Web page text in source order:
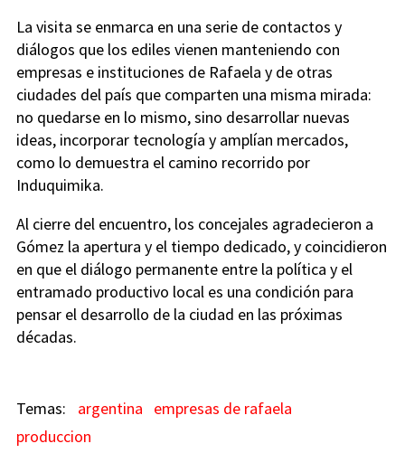
La visita se enmarca en una serie de contactos y
diálogos que los ediles vienen manteniendo con
empresas e instituciones de Rafaela y de otras
ciudades del país que comparten una misma mirada:
no quedarse en lo mismo, sino desarrollar nuevas
ideas, incorporar tecnología y amplían mercados,
como lo demuestra el camino recorrido por
Induquimika.
Al cierre del encuentro, los concejales agradecieron a
Gómez la apertura y el tiempo dedicado, y coincidieron
en que el diálogo permanente entre la política y el
entramado productivo local es una condición para
pensar el desarrollo de la ciudad en las próximas
décadas.
argentina
empresas de rafaela
produccion